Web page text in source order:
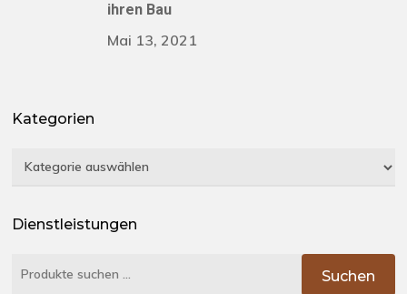
ihren Bau
Mai 13, 2021
Kategorien
Kategorien
Dienstleistungen
Suchen
Suchen